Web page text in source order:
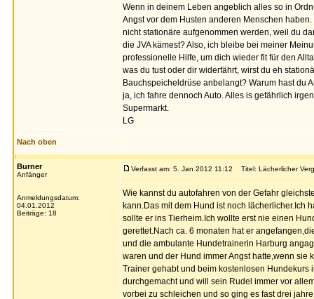
Wenn in deinem Leben angeblich alles so in
Angst vor dem Husten anderen Menschen
nicht stationäre aufgenommen werden, weil du
die JVA kämest? Also, ich bleibe bei meiner
professionelle Hilfe, um dich wieder fit für den
was du tust oder dir widerfährt, wirst du eh
Bauchspeicheldrüse anbelangt? Warum hast du
ja, ich fahre dennoch Auto. Alles is gefährlich
Supermarkt.
LG
Nach oben
Burner
Anfänger
Anmeldungsdatum:
04.01.2012
Beiträge: 18
Verfasst am: 5. Jan 2012 11:12 Titel: Lächerlicher
Wie kannst du autofahren von der Gefahr
kann.Das mit dem Hund ist noch lächerlicher.Ich
sollte er ins Tierheim.Ich wollte erst nie einen
gerettet.Nach ca. 6 monaten hat er
und die ambulante Hundetrainerin Harburg
waren und der Hund immer Angst hatte,wenn
Trainer gehabt und beim kostenlosen Hundekurs
durchgemacht und will sein Rudel immer vor
vorbei zu schleichen und so ging es fast drei